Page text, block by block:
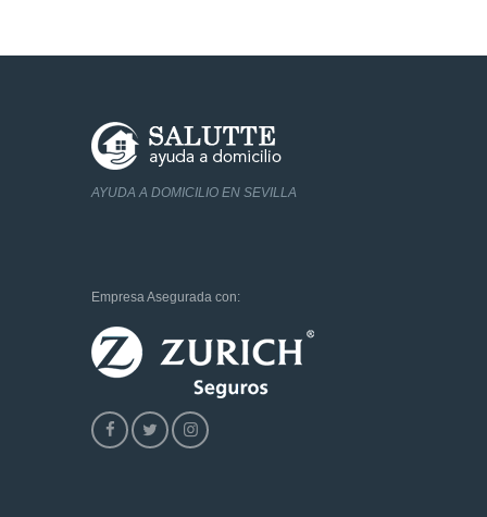
AYUDA A DOMICILIO EN SEVILLA
Empresa Asegurada con: